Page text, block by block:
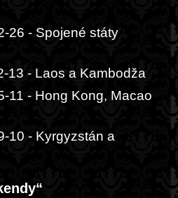
26 - Spojené státy
13 - Laos a Kambodža
11 - Hong Kong, Macao
10 - Kyrgyzstán a